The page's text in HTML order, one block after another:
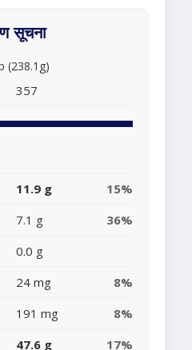
सूचना
(238.1g)
357
11.9 g
15%
7.1 g
36%
0.0 g
24 mg
8%
191 mg
8%
47.6 g 17%